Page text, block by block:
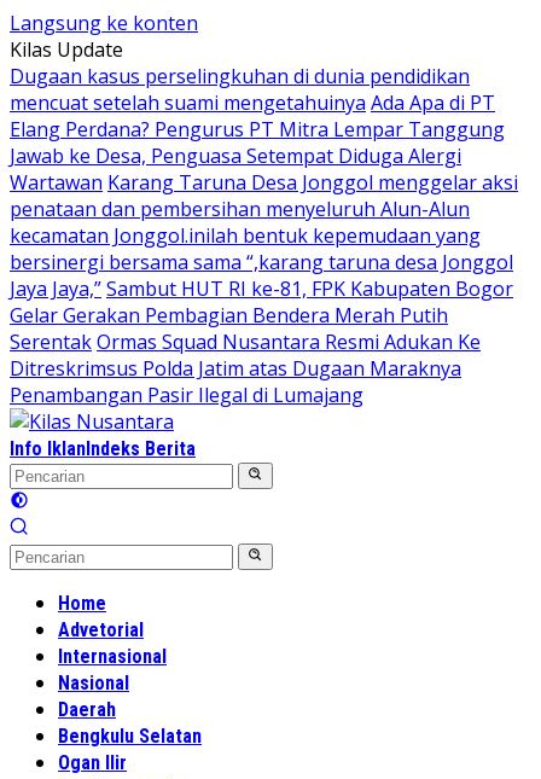
Langsung ke konten
Kilas Update
Dugaan kasus perselingkuhan di dunia pendidikan
mencuat setelah suami mengetahuinya Ada Apa di PT
Elang Perdana? Pengurus PT Mitra Lempar Tanggung
Jawab ke Desa, Penguasa Setempat Diduga Alergi
Wartawan Karang Taruna Desa Jonggol menggelar aksi
penataan dan pembersihan menyeluruh Alun-Alun
kecamatan Jonggol.inilah bentuk kepemudaan yang
bersinergi bersama sama “,karang taruna desa Jonggol
Jaya Jaya,”Sambut HUT RI ke-81, FPK Kabupaten Bogor
Gelar Gerakan Pembagian Bendera Merah Putih
SerentakOrmas Squad Nusantara Resmi Adukan Ke
Ditreskrimsus Polda Jatim atas Dugaan Maraknya
Penambangan Pasir Ilegal di Lumajang
Info IklanIndeks Berita
Home
Advetorial
Internasional
Nasional
Daerah
Bengkulu Selatan
Ogan Ilir